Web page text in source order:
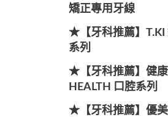
矯正專用牙線
★【牙科推薦】T.KI
系列
★【牙科推薦】健
HEALTH 口腔系列
★【牙科推薦】優美